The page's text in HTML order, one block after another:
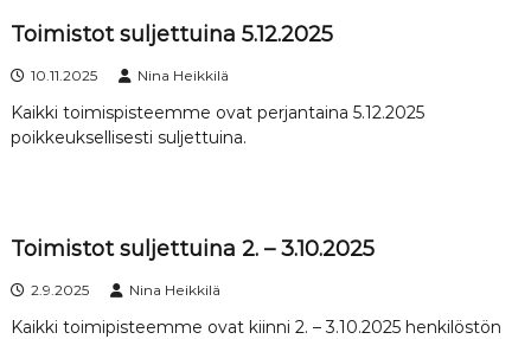
Toimistot suljettuina 5.12.2025
10.11.2025 Nina Heikkilä
Kaikki toimispisteemme ovat perjantaina 5.12.2025
poikkeuksellisesti suljettuina.
Toimistot suljettuina 2. – 3.10.2025
2.9.2025 Nina Heikkilä
Kaikki toimipisteemme ovat kiinni 2. – 3.10.2025 henkilöstön